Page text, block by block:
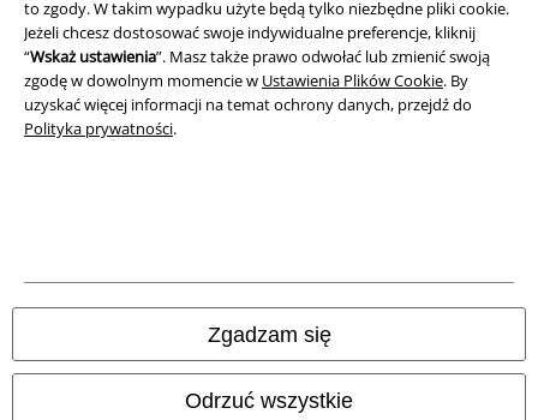
to zgody. W takim wypadku użyte będą tylko niezbędne pliki cookie.
Jeżeli chcesz dostosować swoje indywidualne preferencje, kliknij
“Wskaż ustawienia”. Masz także prawo odwołać lub zmienić swoją
zgodę w dowolnym momencie w Ustawienia Plików Cookie. By
uzyskać więcej informacji na temat ochrony danych, przejdź do
Polityka prywatności.
Zgadzam się
Odrzuć wszystkie
Informacje dotyczące dostępności
Ustawienia Plików Cookie
Skorzystaj z prawa do odstąpienia od umowy
Sklepy internetowe EMP